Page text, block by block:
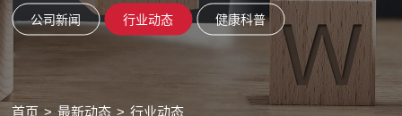
公司新闻 行业动态 健康科普
首页 > 最新动态 > 行业动态